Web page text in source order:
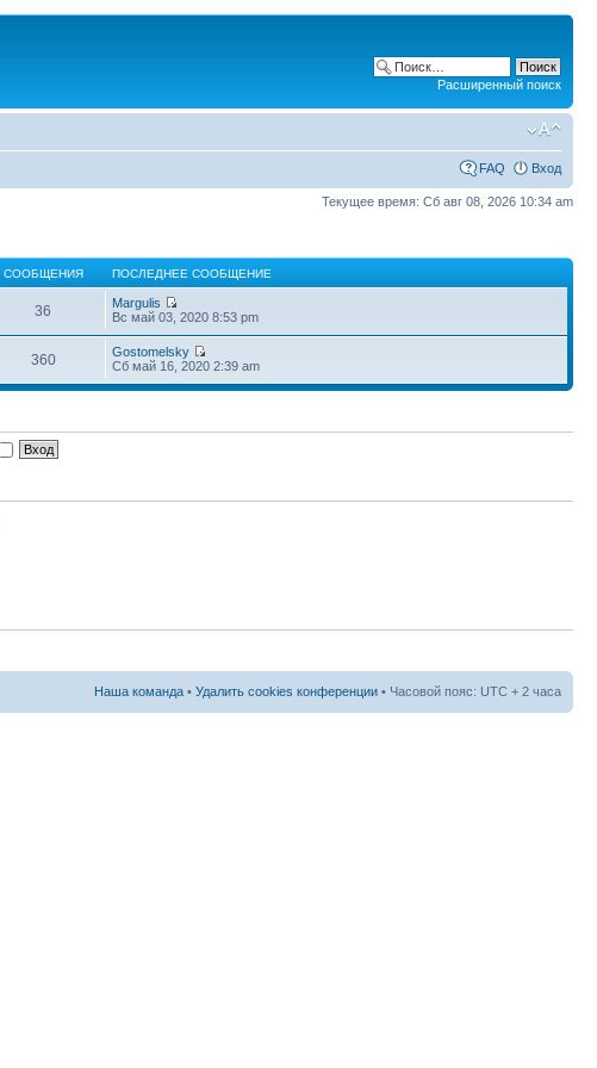
Расширенный поиск
FAQ Вход
Текущее время: Сб авг 08, 2026 10:34 am
СООБЩЕНИЯ ПОСЛЕДНЕЕ СООБЩЕНИЕ
36
Margulis
Вс май 03, 2020 8:53 pm
360
Gostomelsky
Сб май 16, 2020 2:39 am
Наша команда • Удалить cookies конференции • Часовой пояс: UTC + 2 часа